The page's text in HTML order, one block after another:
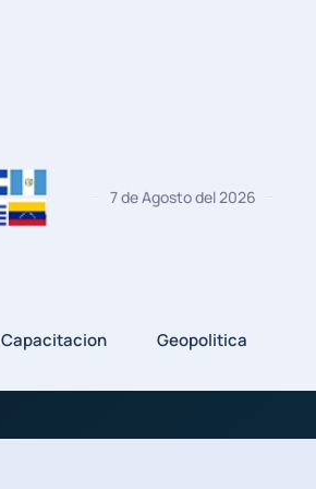
7 de Agosto del 2026
Capacitacion Geopolitica